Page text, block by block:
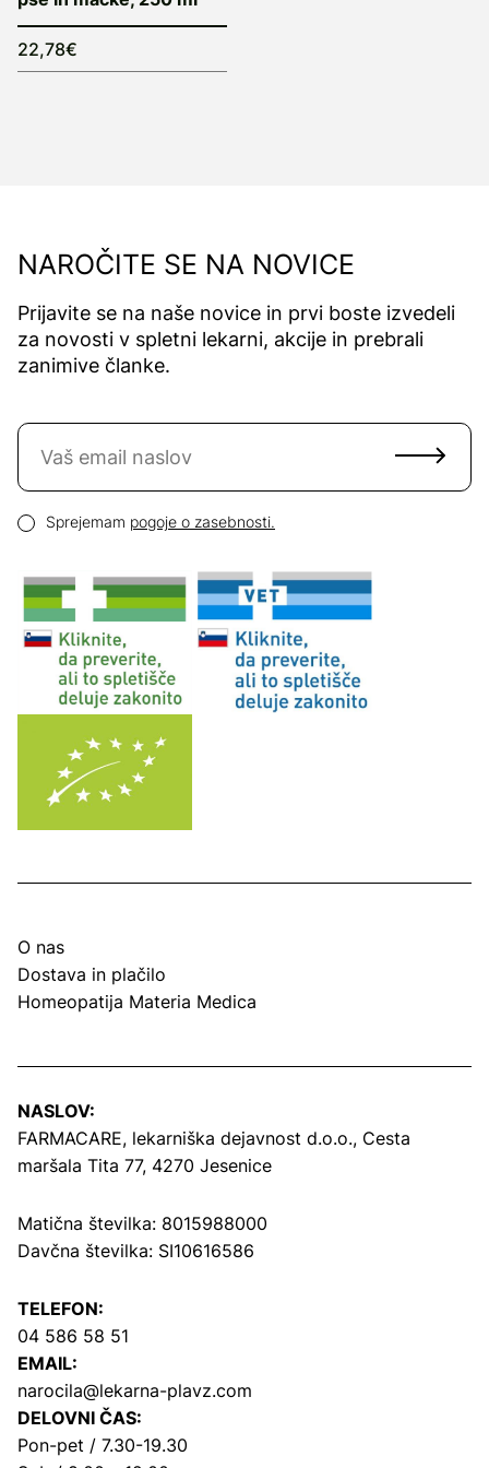
22,78€
NAROČITE SE NA NOVICE
Prijavite se na naše novice in prvi boste izvedeli
za novosti v spletni lekarni, akcije in prebrali
zanimive članke.
Naročite se na novice
Pogoji zasebnosti
Sprejemam pogoje o zasebnosti.
O nas
Dostava in plačilo
Homeopatija Materia Medica
NASLOV:
FARMACARE, lekarniška dejavnost d.o.o., Cesta
maršala Tita 77, 4270 Jesenice
Matična številka: 8015988000
Davčna številka: SI10616586
TELEFON:
04 586 58 51
EMAIL:
narocila@lekarna-plavz.com
DELOVNI ČAS:
Pon-pet / 7.30-19.30